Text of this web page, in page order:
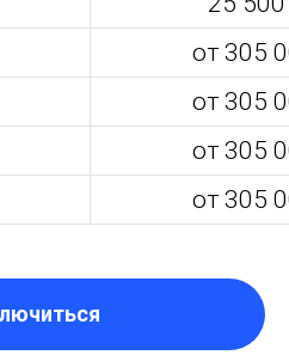
от 305
от 305
от 305
от 305